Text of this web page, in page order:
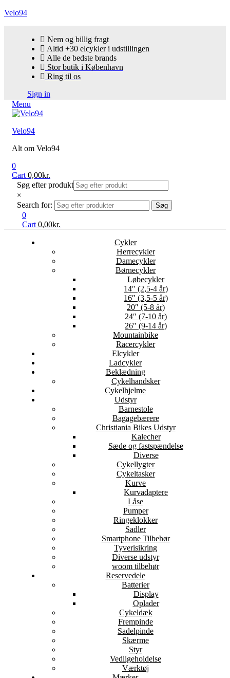
Velo94
Nem og billig fragt
Altid +30 elcykler i udstillingen
Alle de bedste brands
Stor butik i København
Ring til os
Sign in
Menu
Velo94
Alt om Velo94
0
Cart 0,00kr.
Søg efter produkt
×
Search for:
Søg
0
Cart 0,00kr.
Cykler
Herrecykler
Damecykler
Børnecykler
Løbecykler
14″ (2,5-4 år)
16″ (3,5-5 år)
20″ (5-8 år)
24″ (7-10 år)
26″ (9-14 år)
Mountainbike
Racercykler
Elcykler
Ladcykler
Beklædning
Cykelhandsker
Cykelhjelme
Udstyr
Barnestole
Bagagebærere
Christiania Bikes Udstyr
Kalecher
Sæde og fastspændelse
Diverse
Cykellygter
Cykeltasker
Kurve
Kurvadaptere
Låse
Pumper
Ringeklokker
Sadler
Smartphone Tilbehør
Tyverisikring
Diverse udstyr
woom tilbehør
Reservedele
Batterier
Display
Oplader
Cykeldæk
Frempinde
Sadelpinde
Skærme
Styr
Vedligeholdelse
Værktøj